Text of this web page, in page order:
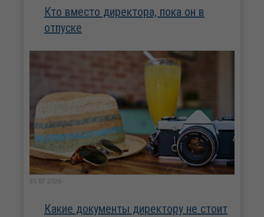
Кто вместо директора, пока он в
отпуске
31.07.2026
Какие документы директору не стоит